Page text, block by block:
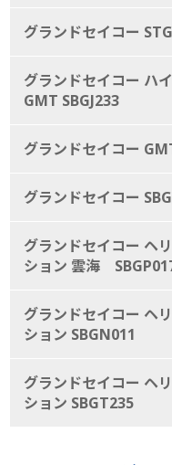
グランドセイコー
グランドセイコー ハ
GMT SBGJ233
グランドセイコー
グランドセイコー
グランドセイコー ヘ
ション 雲海
グランドセイコー ヘ
ション SBGN011
グランドセイコー ヘ
ション SBGT235